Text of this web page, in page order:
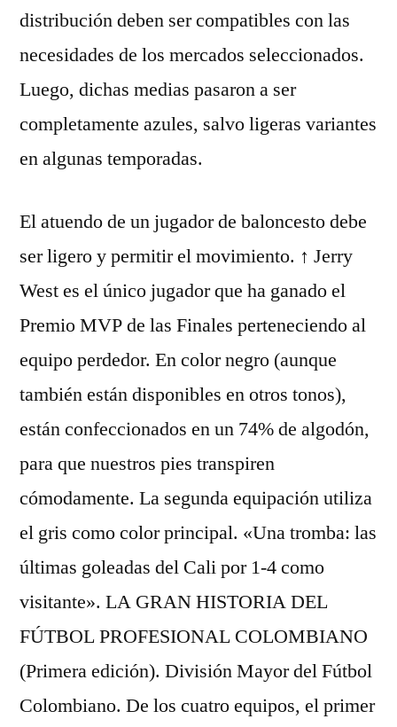
distribución deben ser compatibles con las
necesidades de los mercados seleccionados.
Luego, dichas medias pasaron a ser
completamente azules, salvo ligeras variantes
en algunas temporadas.
El atuendo de un jugador de baloncesto debe
ser ligero y permitir el movimiento. ↑ Jerry
West es el único jugador que ha ganado el
Premio MVP de las Finales perteneciendo al
equipo perdedor. En color negro (aunque
también están disponibles en otros tonos),
están confeccionados en un 74% de algodón,
para que nuestros pies transpiren
cómodamente. La segunda equipación utiliza
el gris como color principal. «Una tromba: las
últimas goleadas del Cali por 1-4 como
visitante». LA GRAN HISTORIA DEL
FÚTBOL PROFESIONAL COLOMBIANO
(Primera edición). División Mayor del Fútbol
Colombiano. De los cuatro equipos, el primer